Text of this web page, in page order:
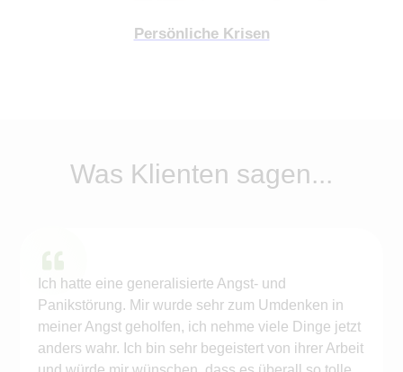
Persönliche Krisen
Was Klienten sagen...
Ich hatte eine generalisierte Angst- und
Panikstörung. Mir wurde sehr zum Umdenken in
meiner Angst geholfen, ich nehme viele Dinge jetzt
anders wahr. Ich bin sehr begeistert von ihrer Arbeit